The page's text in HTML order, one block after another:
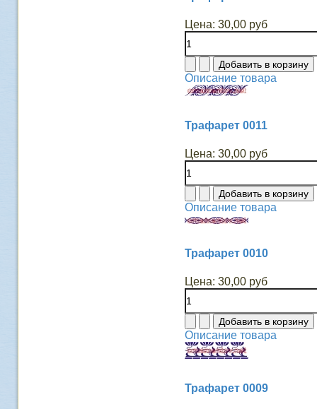
Цена: 30,00 руб
Описание товара
Трафарет 0011
Цена: 30,00 руб
Описание товара
Трафарет 0010
Цена: 30,00 руб
Описание товара
Трафарет 0009